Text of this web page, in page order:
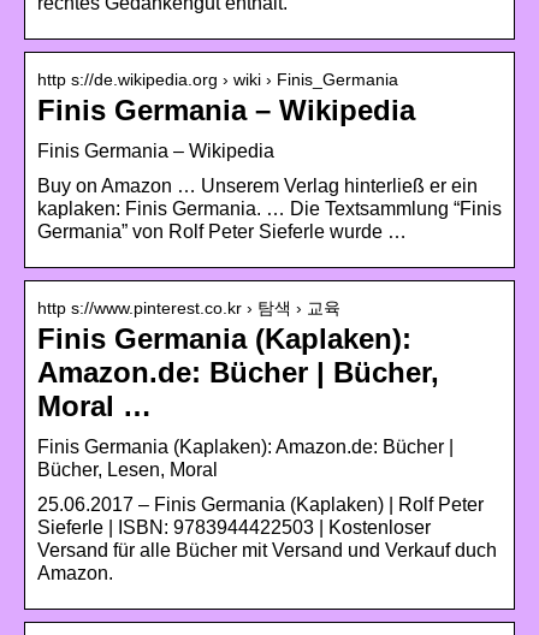
http s://de.wikipedia.org › wiki › Finis_Germania
Finis Germania – Wikipedia
Finis Germania – Wikipedia
Buy on Amazon … Unserem Verlag hinterließ er ein
kaplaken: Finis Germania. … Die Textsammlung “Finis
Germania” von Rolf Peter Sieferle wurde …
http s://www.pinterest.co.kr › 탐색 › 교육
Finis Germania (Kaplaken):
Amazon.de: Bücher | Bücher,
Moral …
Finis Germania (Kaplaken): Amazon.de: Bücher |
Bücher, Lesen, Moral
25.06.2017 – Finis Germania (Kaplaken) | Rolf Peter
Sieferle | ISBN: 9783944422503 | Kostenloser
Versand für alle Bücher mit Versand und Verkauf duch
Amazon.